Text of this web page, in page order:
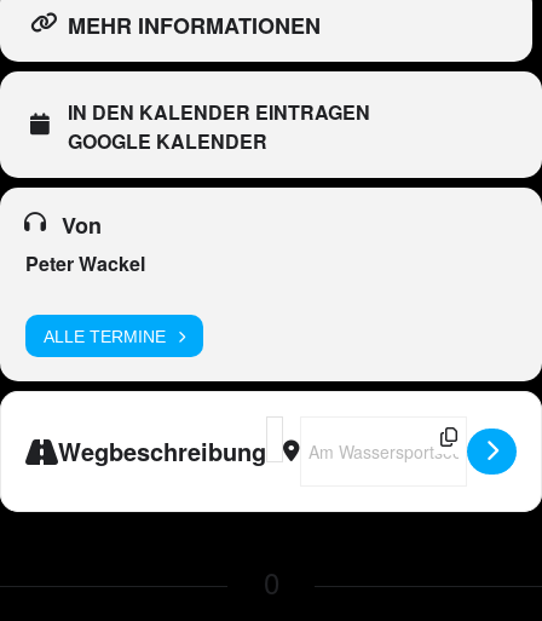
MEHR INFORMATIONEN
IN DEN KALENDER EINTRAGEN
GOOGLE KALENDER
Von
Peter Wackel
ALLE TERMINE
Wegbeschreibung
Address - Peter Wackel LIVE in
Destination Address - Peter
0